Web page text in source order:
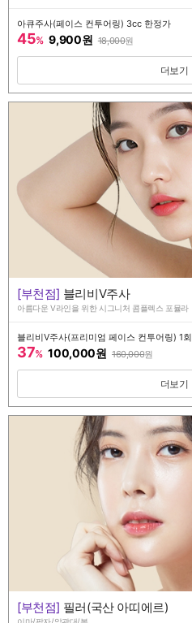
아큐주사(페이스 컨투어링) 3cc 한정가
45% 9,900원 18,000원
[부천점] 블리비V주사
아름다운 V라인을 위한 시그니처 콤플렉스 포뮬라
블리비V주사(프리미엄 페이스 컨투어링) 1회
37% 100,000원 160,000원
[부천점] 필러(국산 아띠에르)
이마/팔자/앞광대/볼